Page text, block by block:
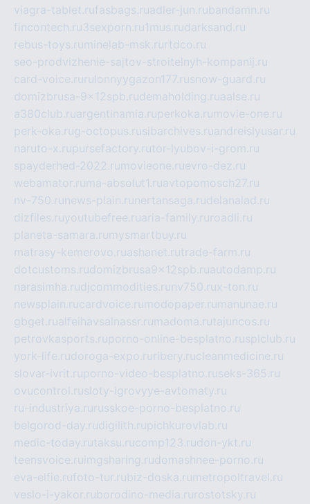
viagra-tablet.rufasbags.ruadler-jun.rubandamn.ru
fincontech.ru3sexporn.ru1mus.rudarksand.ru
rebus-toys.ru minelab-msk.ru rtdco.ru
seo-prodvizhenie-sajtov-stroitelnyh-kompanij.ru
card-voice.ru rulonnyygazon177.rusnow-guard.ru
domizbrusa-9x12spb.rudemaholding.ruaalse.ru
a380club.ruargentinamia.ruperkoka.ru movie-one.ru
perk-oka.rug-octopus.rusibarchives.ruandreislyusar.ru
naruto-x.rupursefactory.rutor-lyubov-i-grom.ru
spayderhed-2022.ru movieone.ruevro-dez.ru
webamator.ru ma-absolut1.ruavtopomosch27.ru
nv-750.ru news-plain.ru nertansaga.rudelanalad.ru
dizfiles.ruyoutubefree.ruaria-family.ru roadli.ru
planeta-samara.ru mysmartbuy.ru
matrasy-kemerovo.ruashanet.rutrade-farm.ru
dotcustoms.rudomizbrusa9x12spb.ruautodamp.ru
narasimha.rudjcommodities.ru nv750.rux-ton.ru
newsplain.rucardvoice.ru modopaper.ru manunae.ru
gbget.rualfeihavsalnassr.ru madoma.rutajuncos.ru
petrovkasports.ruporno-online-besplatno.rusplclub.ru
york-life.rudoroga-expo.ru ribery.rucleanmedicine.ru
slovar-ivrit.ruporno-video-besplatno.ruseks-365.ru
ovucontrol.rusloty-igrovyye-avtomaty.ru
ru-industriya.ru russkoe-porno-besplatno.ru
belgorod-day.rudigilith.rupichkurovlab.ru
medic-today.rutaksu.rucomp123.rudon-ykt.ru
teensvoice.ru imgsharing.rudomashnee-porno.ru
eva-elfie.rufoto-tur.rubiz-doska.ru metropoltravel.ru
veslo-i-yakor.ruborodino-media.ru rostotsky.ru